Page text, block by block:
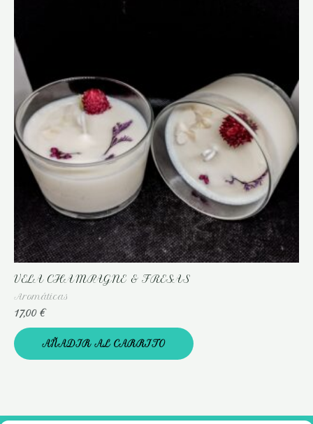
VELA CHAMPAGNE & FRESAS
Aromáticas
17,00 €
AÑADIR AL CARRITO